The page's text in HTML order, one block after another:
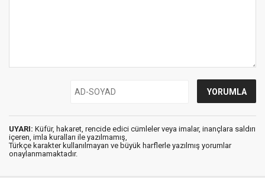
UYARI: Küfür, hakaret, rencide edici cümleler veya imalar, inançlara saldırı
içeren, imla kuralları ile yazılmamış,
Türkçe karakter kullanılmayan ve büyük harflerle yazılmış yorumlar
onaylanmamaktadır.